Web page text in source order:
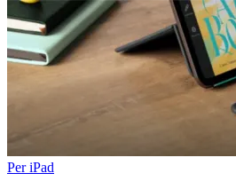
Per iPad